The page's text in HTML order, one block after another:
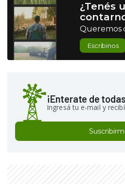
¿Tenés
Queremos
Escribinos
¡Enterate de
Ingresá tu e-mail y